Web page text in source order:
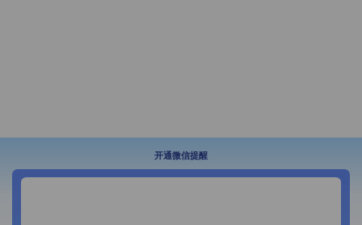
开通微信提醒